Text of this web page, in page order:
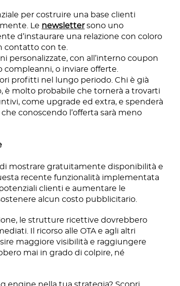
per costruire una base clienti
Le newslettersono uno
d’instaurare una relazione con coloro
contatto con te.
personalizzate, con all’interno coupon
compleanni, o inviare offerte.
profitti nel lungo periodo. Chi è già
è molto probabile che tornerà a trovarti
come upgrade ed extra, e spenderà
conoscendo l’offerta sarà meno
mostrare gratuitamente disponibilità e
recente funzionalità implementata
clienti e aumentare le
alcun costo pubblicitario.
le strutture ricettive dovrebbero
Il ricorso alle OTA e agli altri
maggiore visibilità e raggiungere
mai in grado di colpire, né
engine nella tua strategia? Scopri